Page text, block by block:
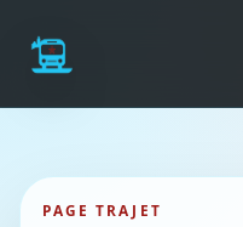
PAGE TRAJET